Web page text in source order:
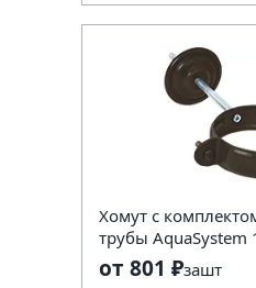
Хомут с
трубы AquaSystem
от 801 ₽зашт